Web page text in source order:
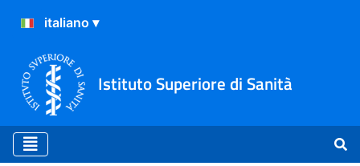
Istituto Superiore di Sanità